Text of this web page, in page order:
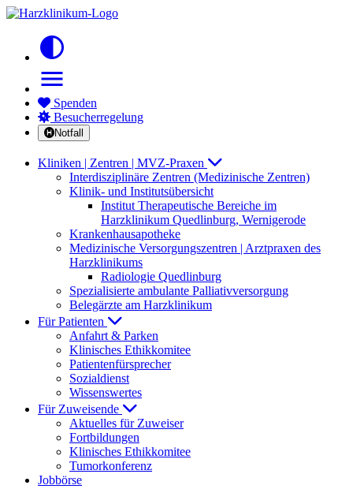
contrast
menu
Spenden
Besucherregelung
Notfall
Kliniken | Zentren | MVZ-Praxen
Interdisziplinäre Zentren (Medizinische Zentren)
Klinik- und Institutsübersicht
Institut Therapeutische Bereiche im
Harzklinikum Quedlinburg, Wernigerode
Krankenhausapotheke
Medizinische Versorgungszentren | Arztpraxen des
Harzklinikums
Radiologie Quedlinburg
Spezialisierte ambulante Palliativversorgung
Belegärzte am Harzklinikum
Für Patienten
Anfahrt & Parken
Klinisches Ethikkomitee
Patientenfürsprecher
Sozialdienst
Wissenswertes
Für Zuweisende
Aktuelles für Zuweiser
Fortbildungen
Klinisches Ethikkomitee
Tumorkonferenz
Jobbörse